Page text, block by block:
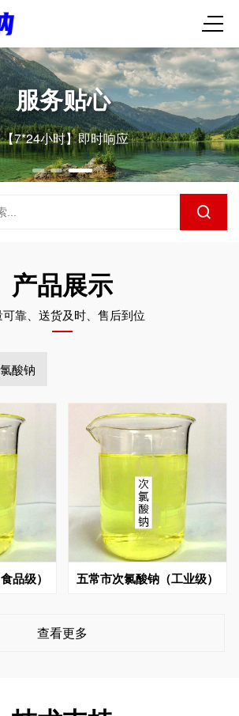
服务贴心
7*24小时】即时响应
产品展示
可靠、送货及时、售后到位
酸钠
品级） 五常市次氯酸钠（工业级）
查看更多